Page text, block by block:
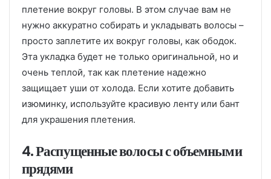
плетение вокруг головы. В этом случае вам не
нужно аккуратно собирать и укладывать волосы –
просто заплетите их вокруг головы, как ободок.
Эта укладка будет не только оригинальной, но и
очень теплой, так как плетение надежно
защищает уши от холода. Если хотите добавить
изюминку, используйте красивую ленту или бант
для украшения плетения.
4. Распущенные волосы с объемными
прядями